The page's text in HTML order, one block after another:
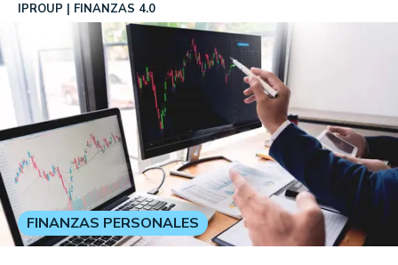
IPROUP FINANZAS 4.0
FINANZAS PERSONALES